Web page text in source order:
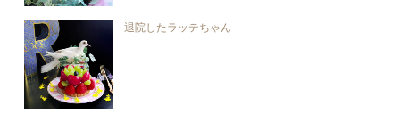
退院したラッテちゃん